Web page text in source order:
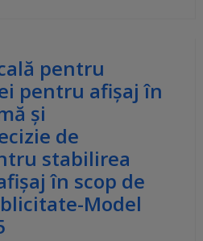
pentru
pentru afişaj în
şi
de
stabilirea
în scop de
Model